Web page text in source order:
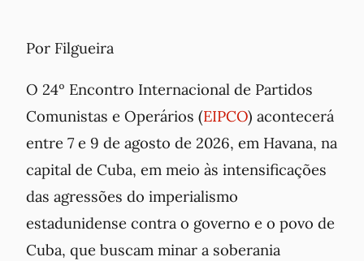
Por Filgueira
O 24º Encontro Internacional de Partidos
Comunistas e Operários (EIPCO) acontecerá
entre 7 e 9 de agosto de 2026, em Havana, na
capital de Cuba, em meio às intensificações
das agressões do imperialismo
estadunidense contra o governo e o povo de
Cuba, que buscam minar a soberania